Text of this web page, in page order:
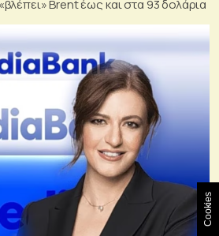
Brent έως και στα 93 δολάρια
Cookies